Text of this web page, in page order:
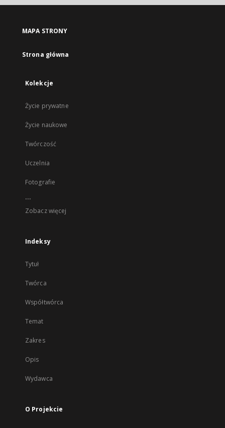
MAPA STRONY
Strona główna
Kolekcje
Życie prywatne
Życie naukowe
Twórczość
Uczelnia
Fotografie
...
Zobacz więcej
Indeksy
Tytuł
Twórca
Współtwórca
Temat
Zakres
Opis
Wydawca
O Projekcie